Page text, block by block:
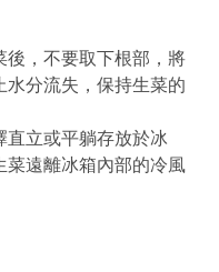
後，不要取下根部，將
分流失，保持生菜的
立或平躺存放於冰
菜遠離冰箱內部的冷風